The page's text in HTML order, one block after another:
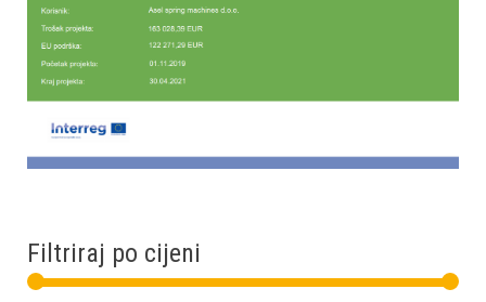
Filtriraj po cijeni